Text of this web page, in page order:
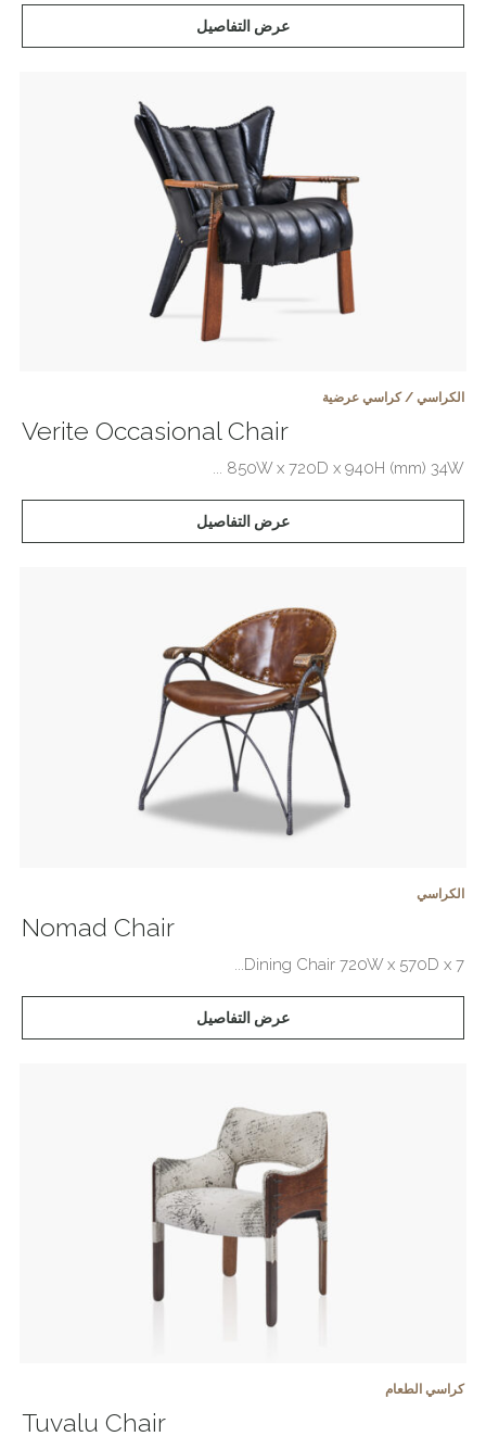
عرض التفاصيل
الكراسي / كراسي عرضية
Verite Occasional Chair
850W x 720D x 940H (mm) 34W ...
عرض التفاصيل
الكراسي
Nomad Chair
Dining Chair 720W x 570D x 7...
عرض التفاصيل
كراسي الطعام
Tuvalu Chair